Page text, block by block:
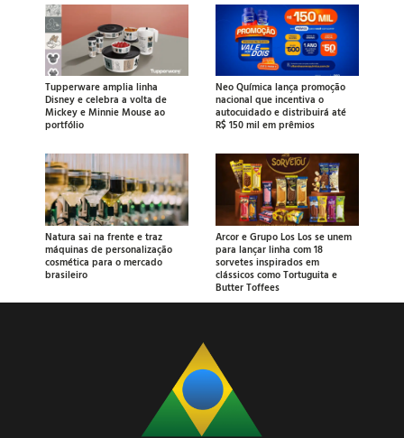
Tupperware amplia linha
Disney e celebra a volta de
Mickey e Minnie Mouse ao
portfólio
Neo Química lança promoção
nacional que incentiva o
autocuidado e distribuirá até
R$ 150 mil em prêmios
Natura sai na frente e traz
máquinas de personalização
cosmética para o mercado
brasileiro
Arcor e Grupo Los Los se unem
para lançar linha com 18
sorvetes inspirados em
clássicos como Tortuguita e
Butter Toffees